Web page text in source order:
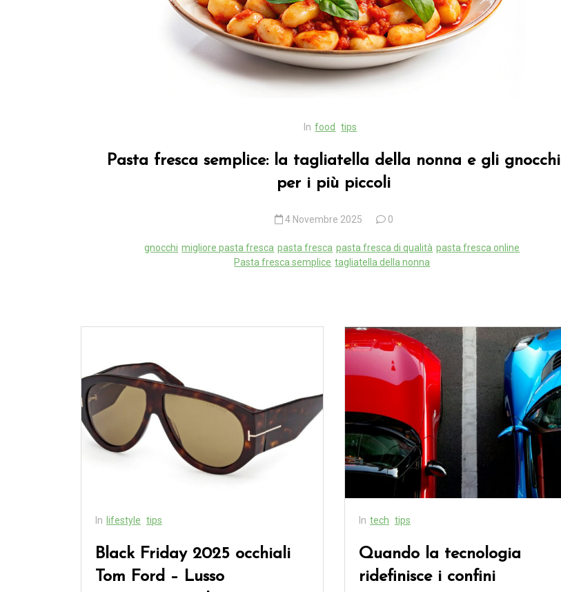
In food tips
Pasta fresca semplice: la tagliatella della nonna e gli gnocchi
per i più piccoli
4 Novembre 2025 0
gnocchi migliore pasta fresca pasta fresca pasta fresca di qualità pasta fresca online
Pasta fresca semplice tagliatella della nonna
In lifestyle tips
Black Friday 2025 occhiali
Tom Ford – Lusso
In tech tips
Quando la tecnologia
ridefinisce i confini
tips
Il rischio invisibile nelle
linee industriali: quando la
documentata diventa un
problema critico
In automotive
un motore moderno